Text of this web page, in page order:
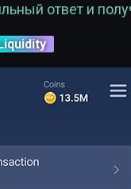
ответ и